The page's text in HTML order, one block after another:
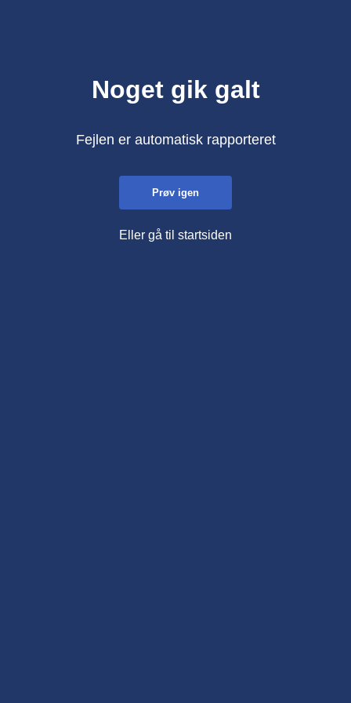
Noget gik galt
Fejlen er automatisk rapporteret
Prøv igen
Eller gå til startsiden